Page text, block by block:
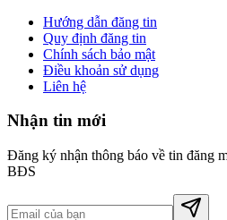
Hướng dẫn đăng tin
Quy định đăng tin
Chính sách bảo mật
Điều khoản sử dụng
Liên hệ
Nhận tin mới
Đăng ký nhận thông báo về tin đăng
BĐS